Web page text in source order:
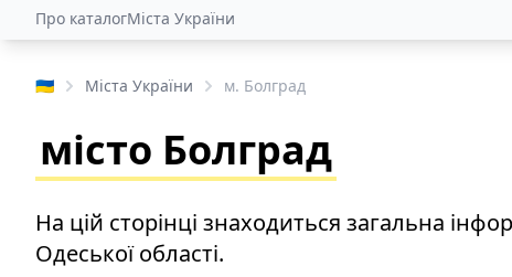
Про каталогМіста України
🇺🇦 Міста України м. Болград
місто Болград
На цій сторінці знаходиться загальна
Одеської області.